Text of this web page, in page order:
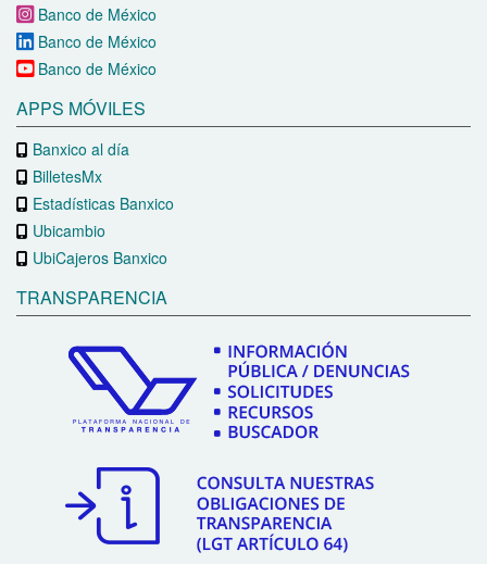
Banco de México
Banco de México
Banco de México
APPS MÓVILES
Banxico al día
BilletesMx
Estadísticas Banxico
Ubicambio
UbiCajeros Banxico
TRANSPARENCIA